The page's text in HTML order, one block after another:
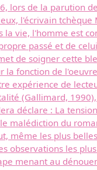
lors de la parution
l'écrivain tchèque
la vie, l'homme est
passé et de
de soigner cette
la fonction de
expérience de
(Gallimard,
déclare : La
malédiction du
même les plus
observations les
menant au